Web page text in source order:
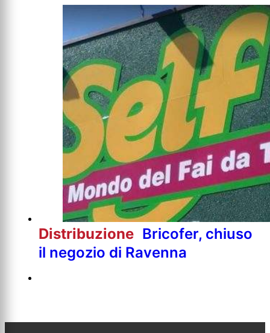
Distribuzione Bricofer, chiuso
il negozio di Ravenna